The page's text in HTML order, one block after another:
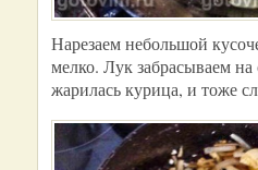
Нарезаем небольшой
мелко. Лук забрасываем на
жарилась курица, и тоже